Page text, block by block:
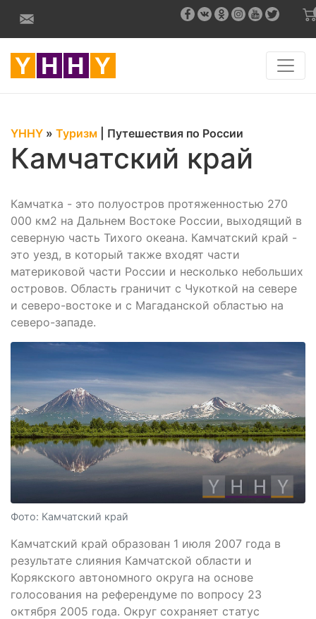
YHHY » Туризм Путешествия по России
Камчатский край
Камчатка - это полуостров протяженностью 270
000 км2 на Дальнем Востоке России, выходящий в
северную часть Тихого океана. Камчатский край -
это уезд, в который также входят части
материковой части России и несколько небольших
островов. Область граничит с Чукоткой на севере
и северо-востоке и с Магаданской областью на
северо-западе.
Фото: Камчатский край
Камчатский край образован 1 июля 2007 года в
результате слияния Камчатской области и
Корякского автономного округа на основе
голосования на референдуме по вопросу 23
октября 2005 года. Округ сохраняет статус